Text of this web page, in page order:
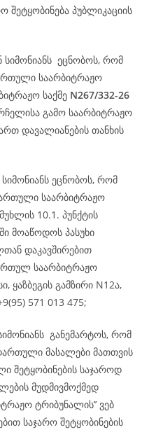
პუბლიკაციის
სიმონიანს ეცნობოს, რომ
საარბიტრაჟო
საქმე N267/332-26
გამო საარბიტრაჟო
დავალიანების თანხის
ეცნობოს, რომ
საარბიტრაჟო
10.1. პუნქტის
მოაწოდოს პასუხი
დაკავშირებით
საარბიტრაჟო
ყაზბეგის გამზირი N12ა,
571 013 475;
განემარტოს, რომ
მასალები მათთვის
შეტყობინების საჯაროდ
მუდმივმოქმედ
ტრიბუნალის’’ ვებ
საჯარო შეტყობინების